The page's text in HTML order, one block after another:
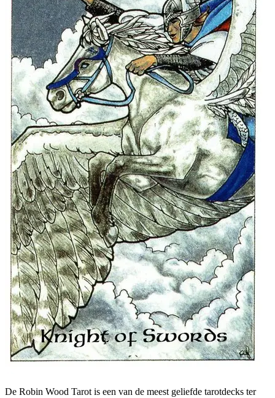
De Robin Wood Tarot is een van de meest geliefde tarotdecks ter